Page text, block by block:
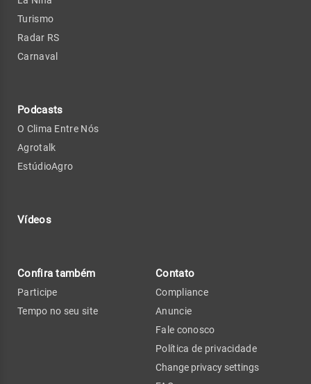
Turismo
Radar RS
Carnaval
Podcasts
O Clima Entre Nós
Agrotalk
EstúdioAgro
Vídeos
Confira também
Participe
Tempo no seu site
Contato
Compliance
Anuncie
Fale conosco
Política de privacidade
Change privacy settings